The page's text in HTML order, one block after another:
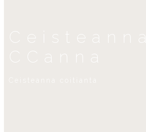
Ceisteanna
CCanna